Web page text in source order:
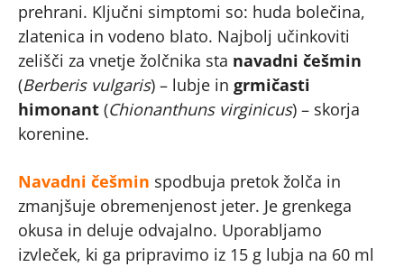
prehrani. Ključni simptomi so: huda bolečina,
zlatenica in vodeno blato. Najbolj učinkoviti
zelišči za vnetje žolčnika sta navadni češmin
(Berberis vulgaris) – lubje in grmičasti
himonant (Chionanthuns virginicus) – skorja
korenine.
Navadni češmin spodbuja pretok žolča in
zmanjšuje obremenjenost jeter. Je grenkega
okusa in deluje odvajalno. Uporabljamo
izvleček, ki ga pripravimo iz 15 g lubja na 60 ml